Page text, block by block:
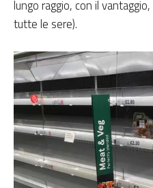
lungo raggio, con il
tutte le sere).